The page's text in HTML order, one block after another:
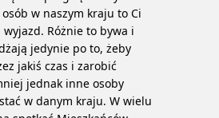
osób w naszym kraju to Ci
Różnie to bywa i
jedynie po to, żeby
jakiś czas i zarobić
jednak inne osoby
w danym kraju. W wielu